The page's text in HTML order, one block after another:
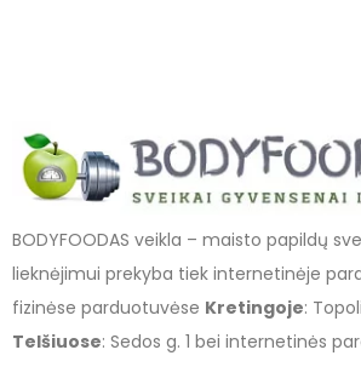
BODYFOODAS veikla – maisto papildų
lieknėjimui prekyba tiek internetinėje
fizinėse parduotuvėse Kretingoje:
Telšiuose: Sedos g. 1 bei internetinės